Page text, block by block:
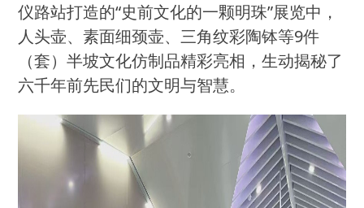
仪路站打造的“史前文化的一颗明珠”展览中，
人头壶、素面细颈壶、三角纹彩陶钵等9件
（套）半坡文化仿制品精彩亮相，生动揭秘了
六千年前先民们的文明与智慧。